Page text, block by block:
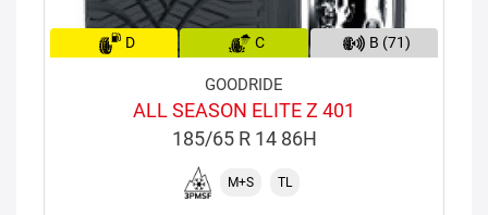
D C B (71)
GOODRIDE
ALL SEASON ELITE Z 401
185/65 R 14 86H
M+S TL